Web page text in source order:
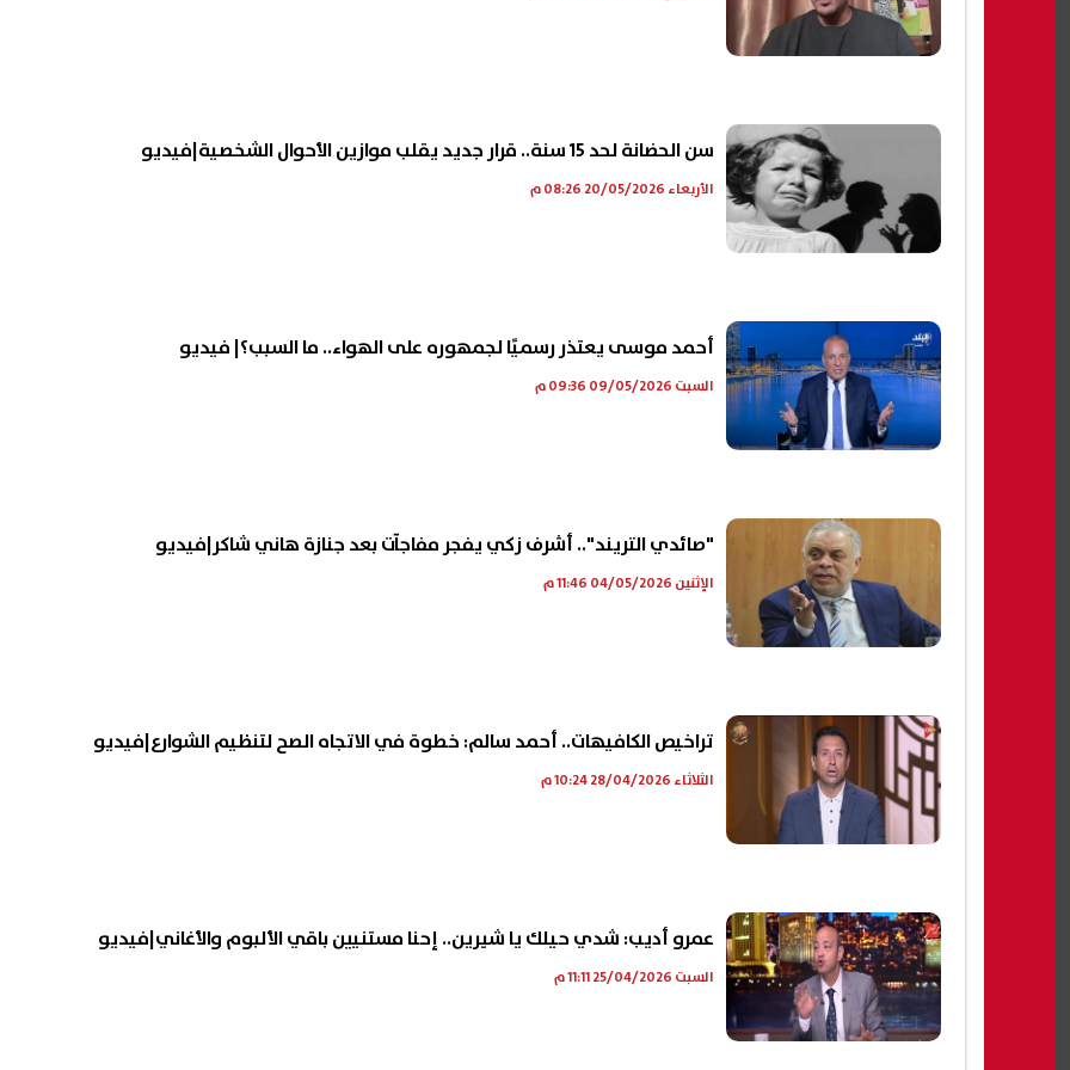
سن الحضانة لحد 15 سنة.. قرار جديد يقلب موازين الأحوال الشخصية|فيديو
الأربعاء 20/05/2026 08:26 م
أحمد موسى يعتذر رسميًا لجمهوره على الهواء.. ما السبب؟| فيديو
السبت 09/05/2026 09:36 م
"صائدي التريند".. أشرف زكي يفجر مفاجآت بعد جنازة هاني شاكر|فيديو
الإثنين 04/05/2026 11:46 م
تراخيص الكافيهات.. أحمد سالم: خطوة في الاتجاه الصح لتنظيم الشوارع|فيديو
الثلاثاء 28/04/2026 10:24 م
عمرو أديب: شدي حيلك يا شيرين.. إحنا مستنيين باقي الألبوم والأغاني|فيديو
السبت 25/04/2026 11:11 م